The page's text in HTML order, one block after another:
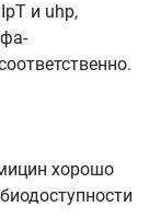
и uhp,
хорошо